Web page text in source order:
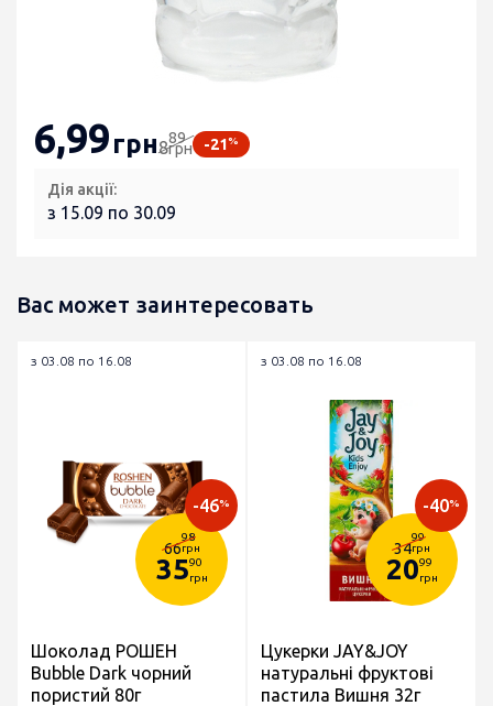
6,99грн889
грн -21%
Дія акції:
з 15.09 по 30.09
Вас может заинтересовать
з 03.08 по 16.08
66
98
грн
3590
грн
-46%
Шоколад РОШЕН
Bubble Dark чорний
пористий 80г
з 03.08 по 16.08
34
99
грн
2099
грн
-40%
Цукерки JAY&JOY
натуральні фруктові
пастила Вишня 32г